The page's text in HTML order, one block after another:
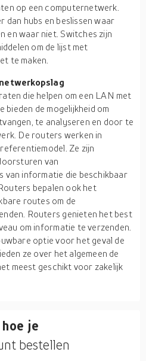
op een computernetwerk.
dan hubs en beslissen waar
en waar niet. Switches zijn
om de lijst met
te maken.
die helpen om een LAN met
de mogelijkheid om
te analyseren en door te
De routers werken in
Ze zijn
van
van informatie die beschikbaar
bepalen ook het
routes om de
Routers genieten het best
om informatie te verzenden.
optie voor het geval de
ze over het algemeen de
meest geschikt voor zakelijk
je
bestellen